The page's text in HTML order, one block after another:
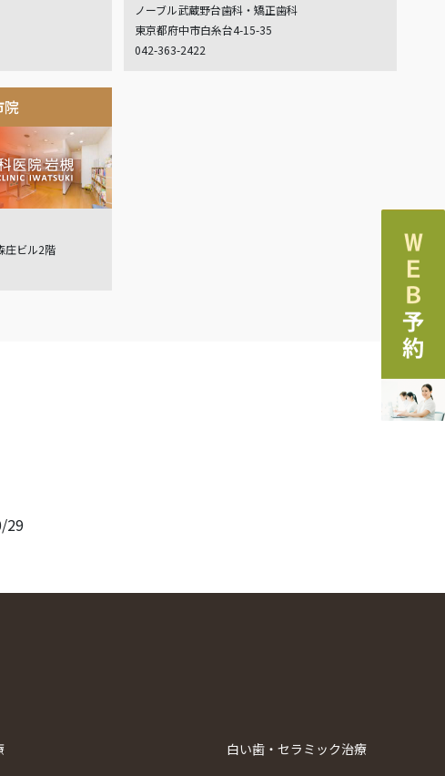
ノーブル武蔵野台歯科・矯正歯科
東京都府中市白糸台4-15-35
042-363-2422
院
庄ビル2階
29
白い歯・セラミック治療